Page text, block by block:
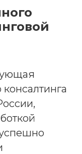
консалтинга